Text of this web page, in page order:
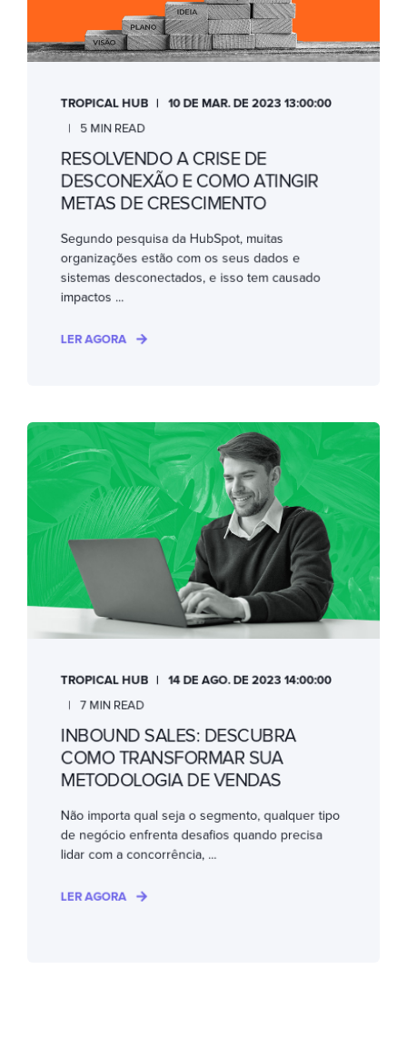
TROPICAL HUB 10 DE MAR. DE 2023 13:00:00
5 MIN READ
RESOLVENDO A CRISE DE
DESCONEXÃO E COMO ATINGIR
METAS DE CRESCIMENTO
Segundo pesquisa da HubSpot, muitas
organizações estão com os seus dados e
sistemas desconectados, e isso tem causado
impactos ...
LER AGORA
TROPICAL HUB 14 DE AGO. DE 2023 14:00:00
7 MIN READ
INBOUND SALES: DESCUBRA
COMO TRANSFORMAR SUA
METODOLOGIA DE VENDAS
Não importa qual seja o segmento, qualquer tipo
de negócio enfrenta desafios quando precisa
lidar com a concorrência, ...
LER AGORA